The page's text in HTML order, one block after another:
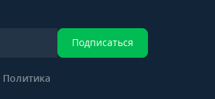
Подписаться
Политика